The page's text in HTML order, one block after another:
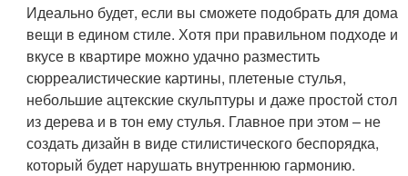
Идеально будет, если вы сможете подобрать для дома
вещи в едином стиле. Хотя при правильном подходе и
вкусе в квартире можно удачно разместить
сюрреалистические картины, плетеные стулья,
небольшие ацтекские скульптуры и даже простой стол
из дерева и в тон ему стулья. Главное при этом – не
создать дизайн в виде стилистического беспорядка,
который будет нарушать внутреннюю гармонию.